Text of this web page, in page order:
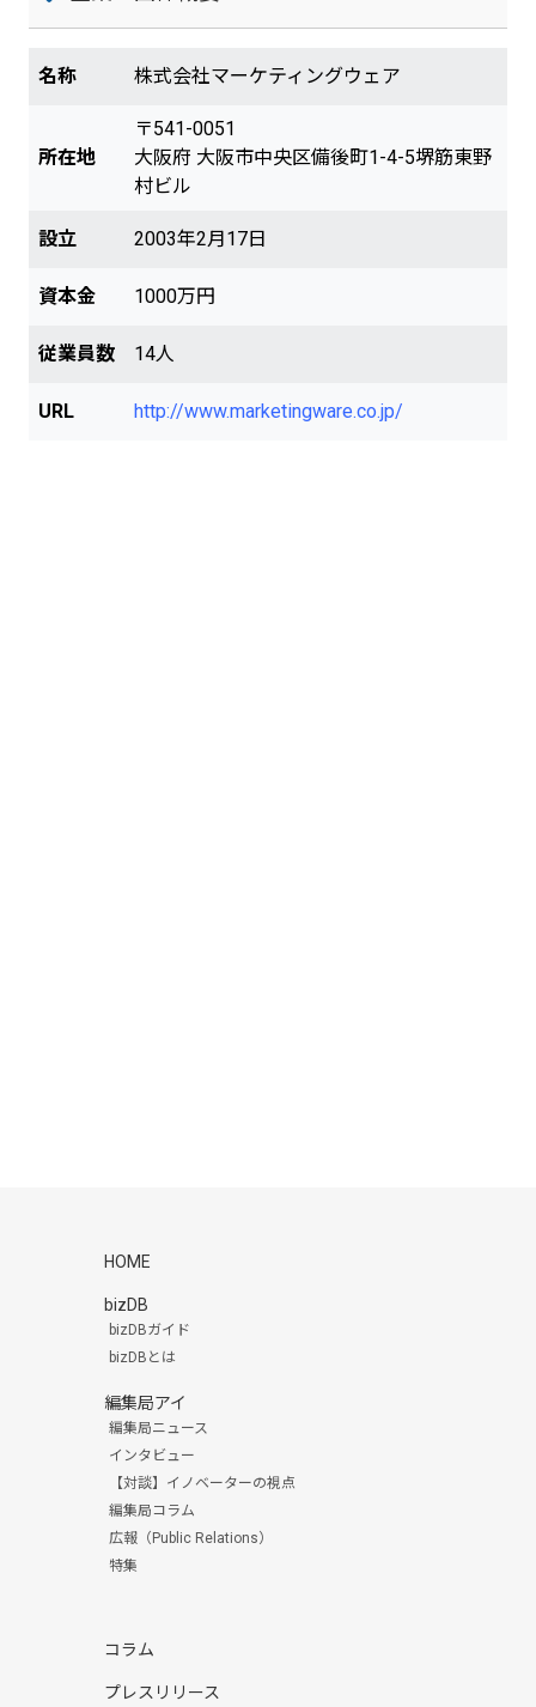
名称 株式会社マーケティングウェア
所在地
〒541-0051
大阪府 大阪市中央区備後町1-4-5堺筋東野
村ビル
設立 2003年2月17日
資本金 1000万円
従業員数 14人
URL http://www.marketingware.co.jp/
HOME
bizDB
bizDBガイド
bizDBとは
編集局アイ
編集局ニュース
インタビュー
【対談】イノベーターの視点
編集局コラム
広報（Public Relations）
特集
コラム
プレスリリース